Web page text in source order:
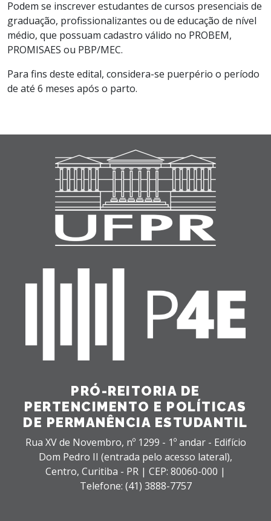
Podem se inscrever estudantes de cursos presenciais de
graduação, profissionalizantes ou de educação de nível
médio, que possuam cadastro válido no PROBEM,
PROMISAES ou PBP/MEC.
Para fins deste edital, considera-se puerpério o período
de até 6 meses após o parto.
PRÓ-REITORIA DE
PERTENCIMENTO E POLÍTICAS
DE PERMANÊNCIA ESTUDANTIL
Rua XV de Novembro, nº 1299 - 1º andar - Edifício
Dom Pedro II (entrada pelo acesso lateral),
Centro, Curitiba - PR | CEP: 80060-000 |
Telefone: (41) 3888-7757